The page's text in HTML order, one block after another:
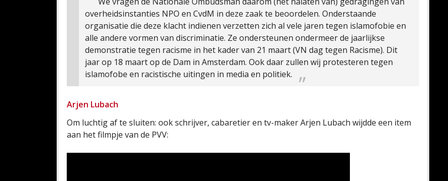
overheidsinstanties NPO en CvdM in deze zaak te beoordelen. Onderstaande
organisatie die deze klacht indienen verzetten zich al vele jaren tegen islamofobie en
alle andere vormen van discriminatie. Ze ondersteunen ondermeer de jaarlijkse
demonstratie tegen racisme in het kader van 21 maart (VN dag tegen Racisme). Dit
jaar op 18 maart op de Dam in Amsterdam. Ook daar zullen wij protesteren tegen
islamofobe en racistische uitingen in media en politiek.
Arjen Lubach
Om luchtig af te sluiten: ook schrijver, cabaretier en tv-maker Arjen Lubach wijdde een item
aan het filmpje van de PVV: